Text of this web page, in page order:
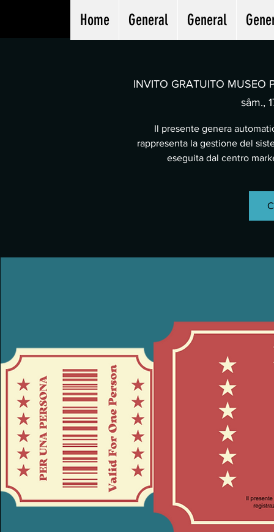
Home General General
INVITO GRATUITO MUSEO
sâm.,
Il presente genera
rappresenta la gestione del
eseguita dal centro